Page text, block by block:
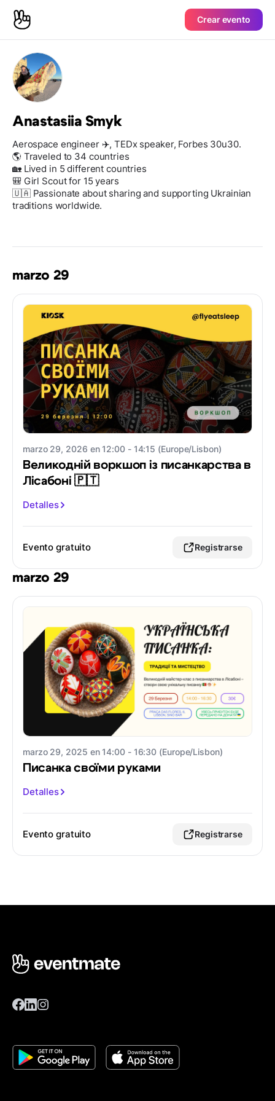
Crear evento
Anastasiia Smyk
Aerospace engineer ✈️, TEDx speaker, Forbes 30u30.
🌎 Traveled to 34 countries
🏡 Lived in 5 different countries
🎒 Girl Scout for 15 years
🇺🇦 Passionate about sharing and supporting Ukrainian
traditions worldwide.
marzo 29
marzo 29, 2026 en 12:00 - 14:15 (Europe/Lisbon)
Великодній воркшоп із писанкарства в
Лісабоні 🇵🇹
Detalles
Evento gratuito Registrarse
marzo 29
marzo 29, 2025 en 14:00 - 16:30 (Europe/Lisbon)
Писанка своїми руками
Detalles
Evento gratuito Registrarse